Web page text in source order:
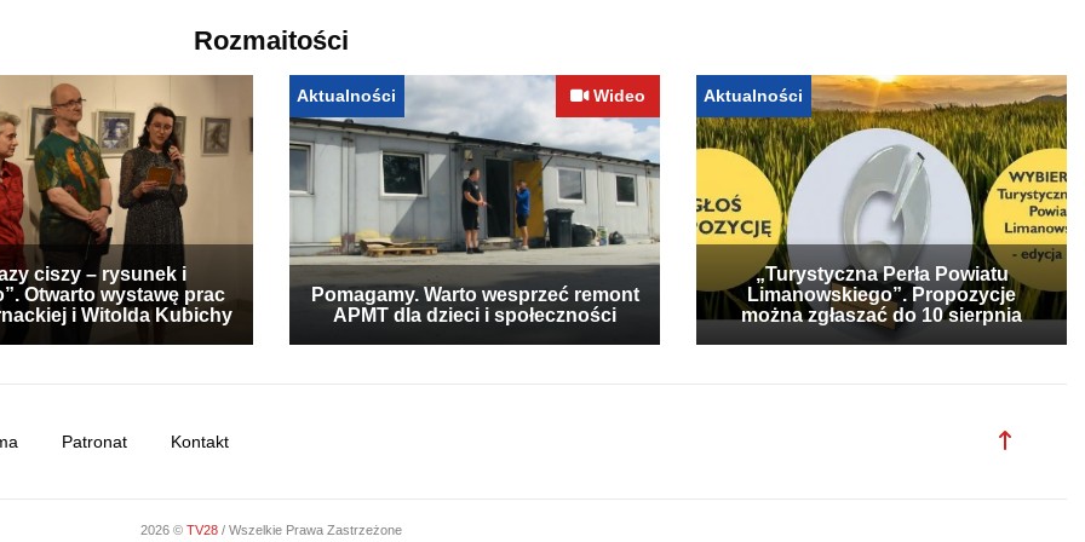
Rozmaitości
ciszy – rysunek i
Otwarto wystawę prac
i Witolda Kubichy
Aktualności Wideo
Pomagamy. Warto wesprzeć remont
APMT dla dzieci i społeczności
Aktualności
„Turystyczna Perła Powiatu
Limanowskiego”. Propozycje
można zgłaszać do 10 sierpnia
Patronat Kontakt
2026 © TV28 / Wszelkie Prawa Zastrzeżone